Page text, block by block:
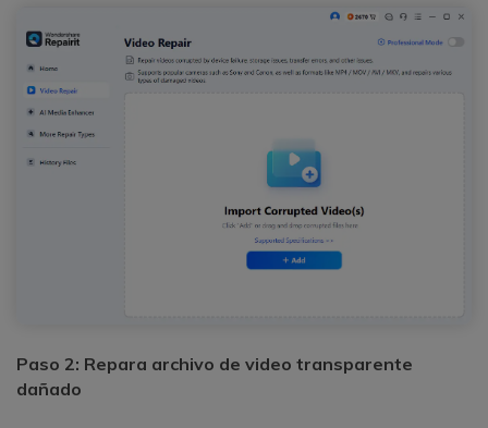
Paso 2: Repara archivo de video transparente
dañado